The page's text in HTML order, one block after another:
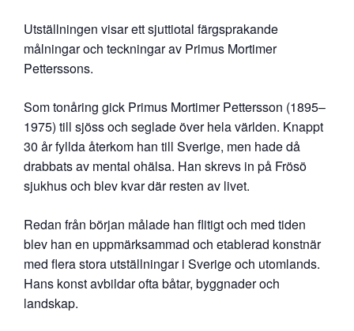
Utställningen visar ett sjuttiotal färgsprakande
målningar och teckningar av Primus Mortimer
Petterssons.
Som tonåring gick Primus Mortimer Pettersson (1895–
1975) till sjöss och seglade över hela världen. Knappt
30 år fyllda återkom han till Sverige, men hade då
drabbats av mental ohälsa. Han skrevs in på Frösö
sjukhus och blev kvar där resten av livet.
Redan från början målade han flitigt och med tiden
blev han en uppmärksammad och etablerad konstnär
med flera stora utställningar i Sverige och utomlands.
Hans konst avbildar ofta båtar, byggnader och
landskap.